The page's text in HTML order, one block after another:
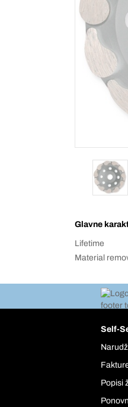
Glavne
Lifetime
Material
Self-
Popisi